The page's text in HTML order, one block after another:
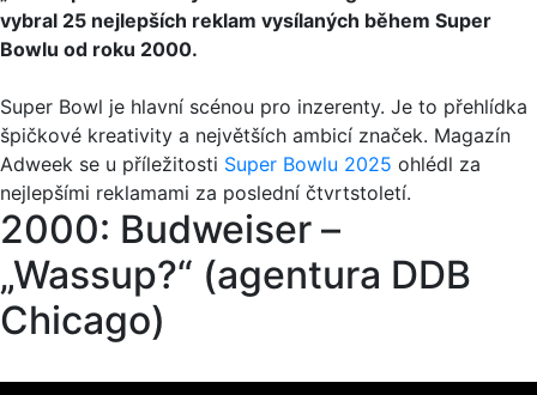
vybral 25 nejlepších reklam vysílaných během Super
Bowlu od roku 2000.
Super Bowl je hlavní scénou pro inzerenty. Je to přehlídka
špičkové kreativity a největších ambicí značek. Magazín
Adweek se u příležitosti Super Bowlu 2025 ohlédl za
nejlepšími reklamami za poslední čtvrtstoletí.
2000: Budweiser –
„Wassup?“ (agentura DDB
Chicago)